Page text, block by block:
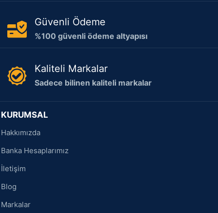
Güvenli Ödeme
%100 güvenli ödeme altyapısı
Kaliteli Markalar
Sadece bilinen kaliteli markalar
KURUMSAL
Hakkımızda
Banka Hesaplarımız
İletişim
Blog
Markalar